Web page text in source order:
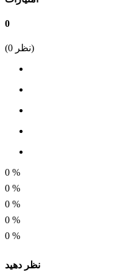
0
(0 نظر)
0 %
0 %
0 %
0 %
0 %
نظر دهید